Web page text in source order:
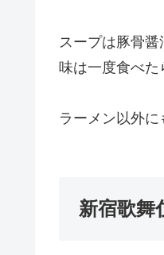
スープは豚骨
味は一度食べた
ラーメン以外に
新宿歌舞